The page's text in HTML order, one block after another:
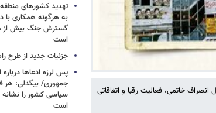
خاتمی، فعالیت رقبا و اتفاقاتی
تهدید کشورهای
به هرگونه همکاری
گسترش جنگ بیش از
است
جزئیات جدید از طرح
پس لرزه ادعاها
جمهوری/ بیگدلی: هر
سیاسی کشور را نشانه
است